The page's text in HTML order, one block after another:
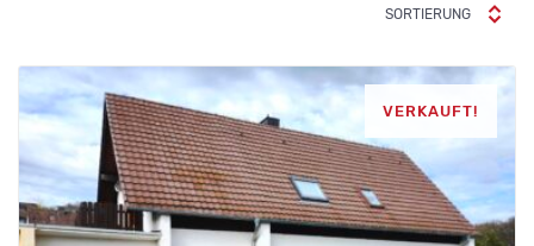
SORTIERUNG
VERKAUFT!